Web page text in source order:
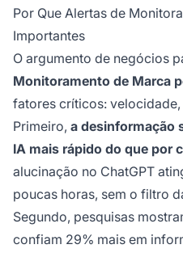
Por Que Alertas de
Importantes
O argumento de negócios
Monitoramento de Marca
fatores críticos:
Primeiro, a desinformação
IA mais rápido do que por
alucinação no ChatGPT
poucas horas, sem o filtro
Segundo, pesquisas
confiam 29% mais em